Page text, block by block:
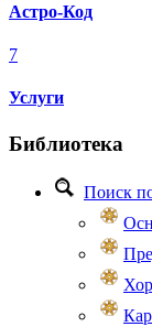
Астро-Код
7
Услуги
Библиотека
Поиск